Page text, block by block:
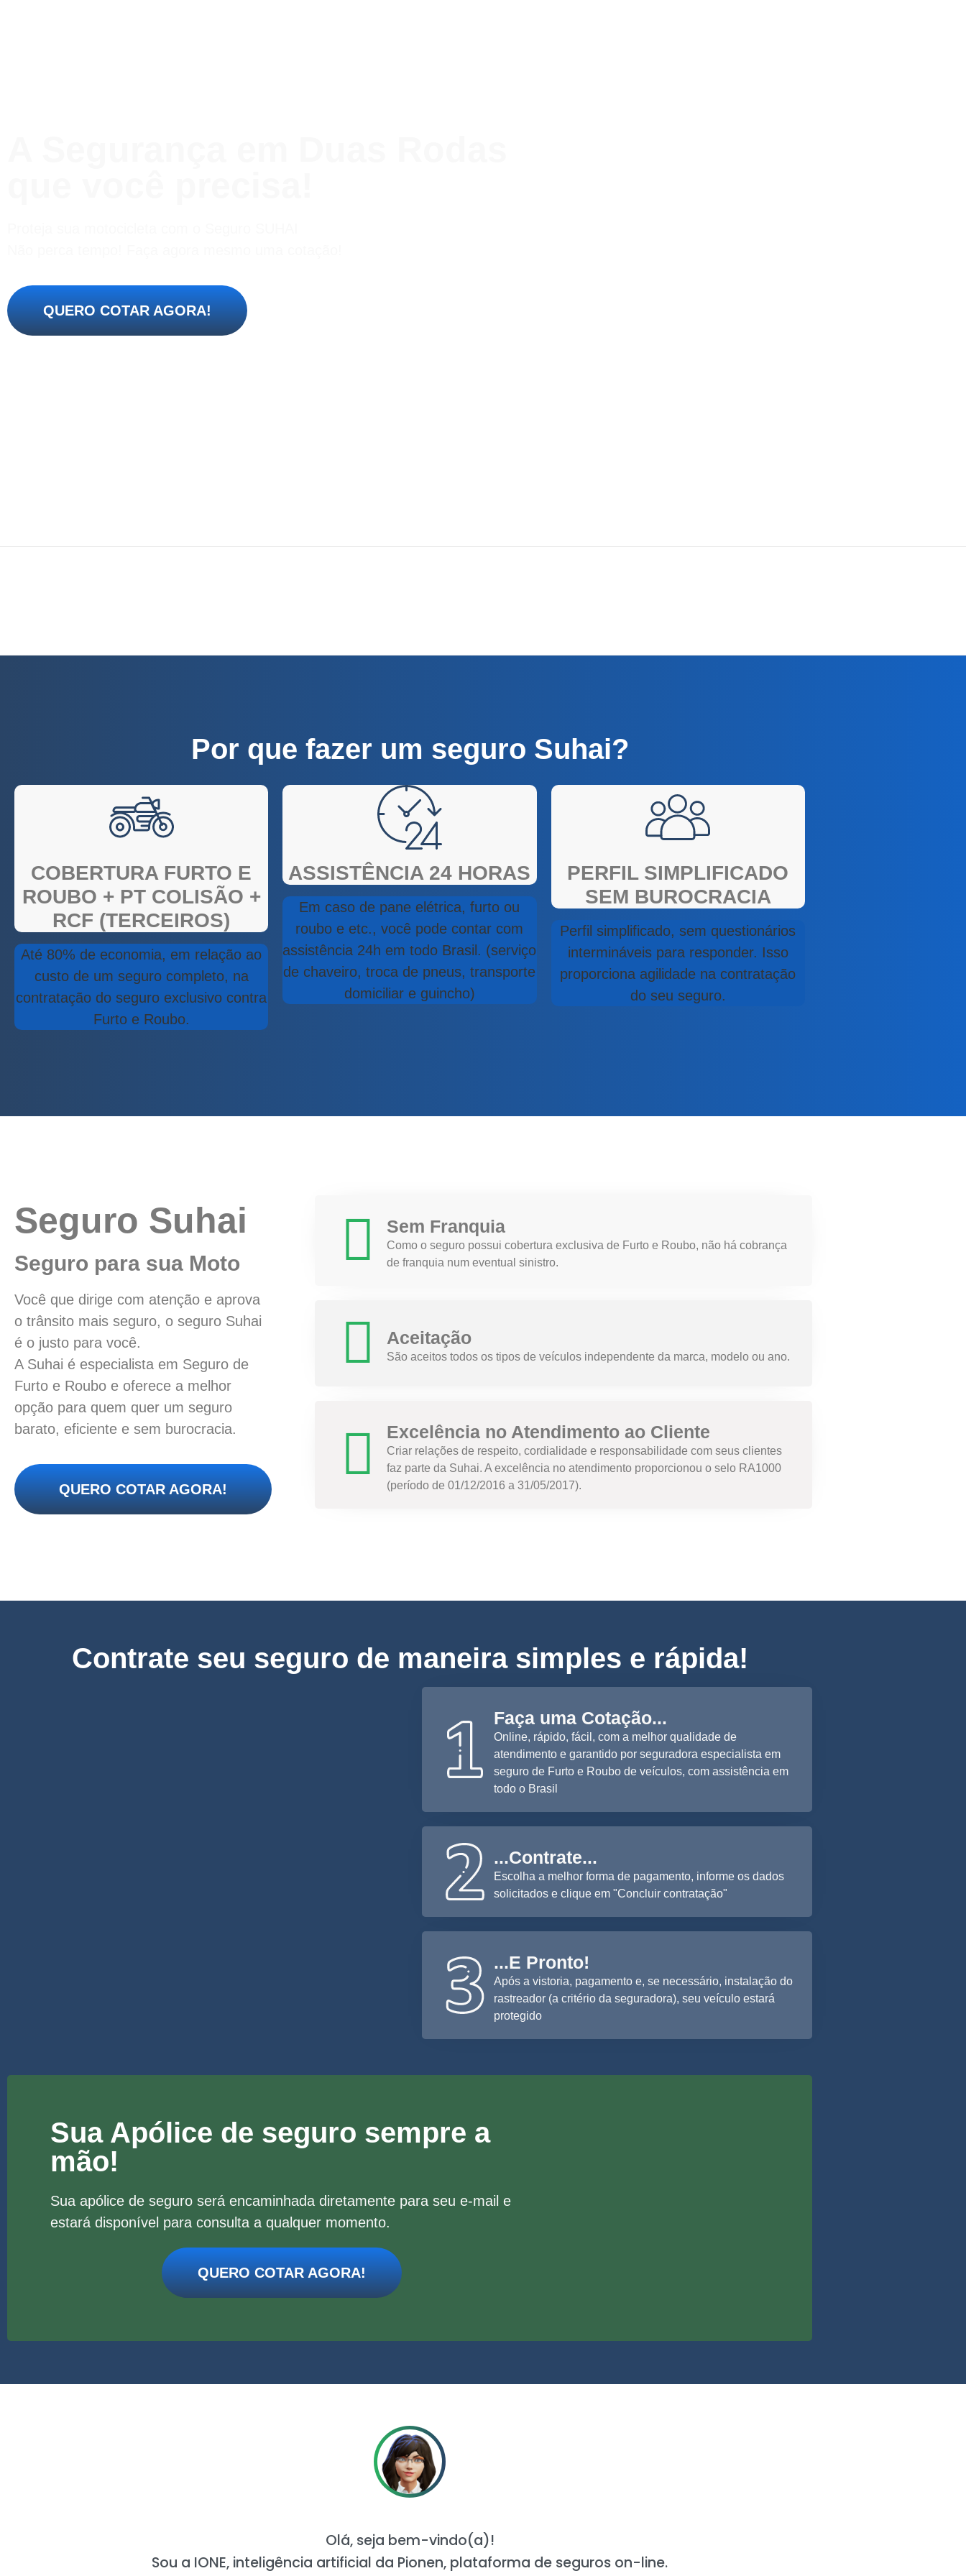
QUERO COTAR AGORA!
Por que fazer um seguro Suhai?
COBERTURA FURTO E
ROUBO + PT COLISÃO +
RCF (TERCEIROS)
Até 80% de economia, em relação ao
custo de um seguro completo, na
contratação do seguro exclusivo contra
Furto e Roubo.
ASSISTÊNCIA 24 HORAS
Em caso de pane elétrica, furto ou
roubo e etc., você pode contar com
assistência 24h em todo Brasil. (serviço
de chaveiro, troca de pneus, transporte
domiciliar e guincho)
PERFIL SIMPLIFICADO
SEM BUROCRACIA
Perfil simplificado, sem questionários
intermináveis para responder. Isso
proporciona agilidade na contratação
do seu seguro.
Seguro Suhai
Seguro para sua Moto
Você que dirige com atenção e aprova
o trânsito mais seguro, o seguro Suhai
é o justo para você.
A Suhai é especialista em Seguro de
Furto e Roubo e oferece a melhor
opção para quem quer um seguro
barato, eficiente e sem burocracia.
QUERO COTAR AGORA!
Sem Franquia
Como o seguro possui cobertura exclusiva de Furto e Roubo, não há cobrança
de franquia num eventual sinistro.
Aceitação
São aceitos todos os tipos de veículos independente da marca, modelo ou ano.
Excelência no Atendimento ao Cliente
Criar relações de respeito, cordialidade e responsabilidade com seus clientes
faz parte da Suhai. A excelência no atendimento proporcionou o selo RA1000
(período de 01/12/2016 a 31/05/2017).
Contrate seu seguro de maneira simples e rápida!
Faça uma Cotação...
Online, rápido, fácil, com a melhor qualidade de
atendimento e garantido por seguradora especialista em
seguro de Furto e Roubo de veículos, com assistência em
todo o Brasil
...Contrate...
Escolha a melhor forma de pagamento, informe os dados
solicitados e clique em "Concluir contratação"
...E Pronto!
Após a vistoria, pagamento e, se necessário, instalação do
rastreador (a critério da seguradora), seu veículo estará
protegido
Sua Apólice de seguro sempre a
mão!
Sua apólice de seguro será encaminhada diretamente para seu e-mail e
estará disponível para consulta a qualquer momento.
QUERO COTAR AGORA!